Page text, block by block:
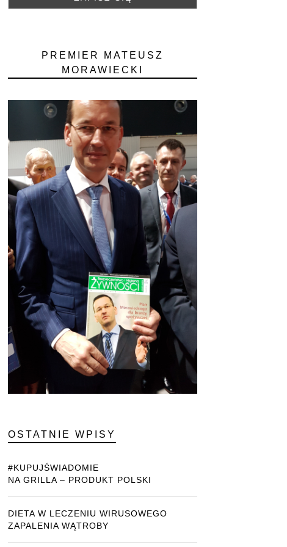
PREMIER MATEUSZ
MORAWIECKI
OSTATNIE WPISY
#KUPUJŚWIADOMIE
NA GRILLA – PRODUKT POLSKI
DIETA W LECZENIU WIRUSOWEGO
ZAPALENIA WĄTROBY